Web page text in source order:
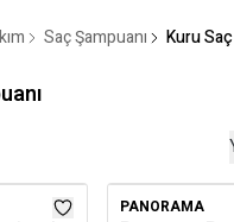
Saç Şampuanı Kuru
PANORAMA